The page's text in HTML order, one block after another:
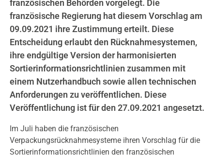
französischen Behörden vorgelegt. Die
französische Regierung hat diesem Vorschlag am
09.09.2021 ihre Zustimmung erteilt. Diese
Entscheidung erlaubt den Rücknahmesystemen,
ihre endgültige Version der harmonisierten
Sortierinformationsrichtlinien zusammen mit
einem Nutzerhandbuch sowie allen technischen
Anforderungen zu veröffentlichen. Diese
Veröffentlichung ist für den 27.09.2021 angesetzt.
Im Juli haben die französischen
Verpackungsrücknahmesysteme ihren Vorschlag für die
Sortierinformationsrichtlinien den französischen